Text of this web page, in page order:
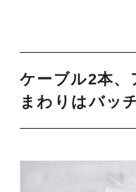
ケーブル2本、
まわりはバッ